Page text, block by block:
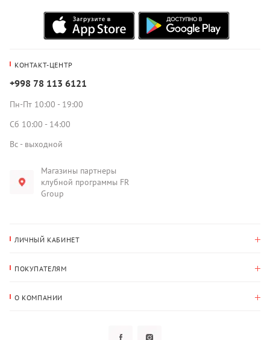
КОНТАКТ-ЦЕНТР
+998 78 113 6121
Пн-Пт 10:00 - 19:00
Сб 10:00 - 14:00
Вс - выходной
Магазины партнеры
клубной программы FR
Group
ЛИЧНЫЙ КАБИНЕТ
Адрес для доставки
ПОКУПАТЕЛЯМ
О КОМПАНИИ
Политика конфиденциальности